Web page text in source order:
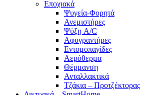
Εποχιακά
Ψυγεία-Φορητά
Ανεμιστήρες
Ψύξη A/C
Αφυγραντήρες
Εντομοπαγίδες
Αερόθερμα
Θέρμανση
Ανταλλακτικά
Τζάκια – Προτζέκτορας